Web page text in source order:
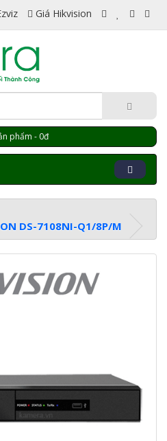
Giá Hikvision
phẩm - 0đ
DS-7108NI-Q1/8P/M